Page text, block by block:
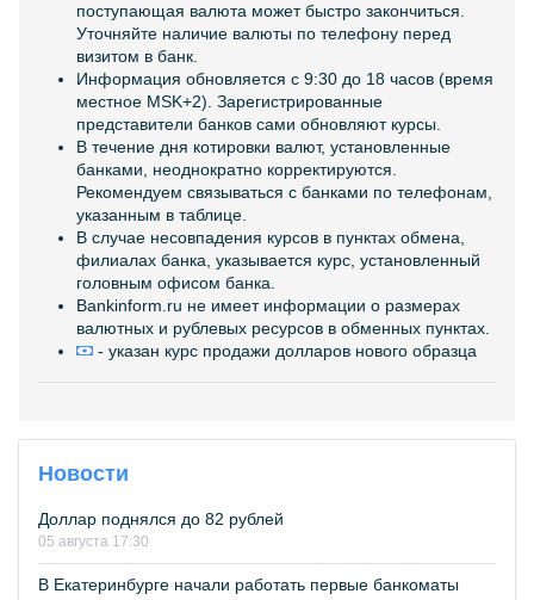
поступающая валюта может быстро закончиться.
Уточняйте наличие валюты по телефону перед
визитом в банк.
Информация обновляется с 9:30 до 18 часов (время
местное MSK+2). Зарегистрированные
представители банков сами обновляют курсы.
В течение дня котировки валют, установленные
банками, неоднократно корректируются.
Рекомендуем связываться с банками по телефонам,
указанным в таблице.
В случае несовпадения курсов в пунктах обмена,
филиалах банка, указывается курс, установленный
головным офисом банка.
Bankinform.ru не имеет информации о размерах
валютных и рублевых ресурсов в обменных пунктах.
- указан курс продажи долларов нового образца
Новости
Доллар поднялся до 82 рублей
05 августа 17:30
В Екатеринбурге начали работать первые банкоматы